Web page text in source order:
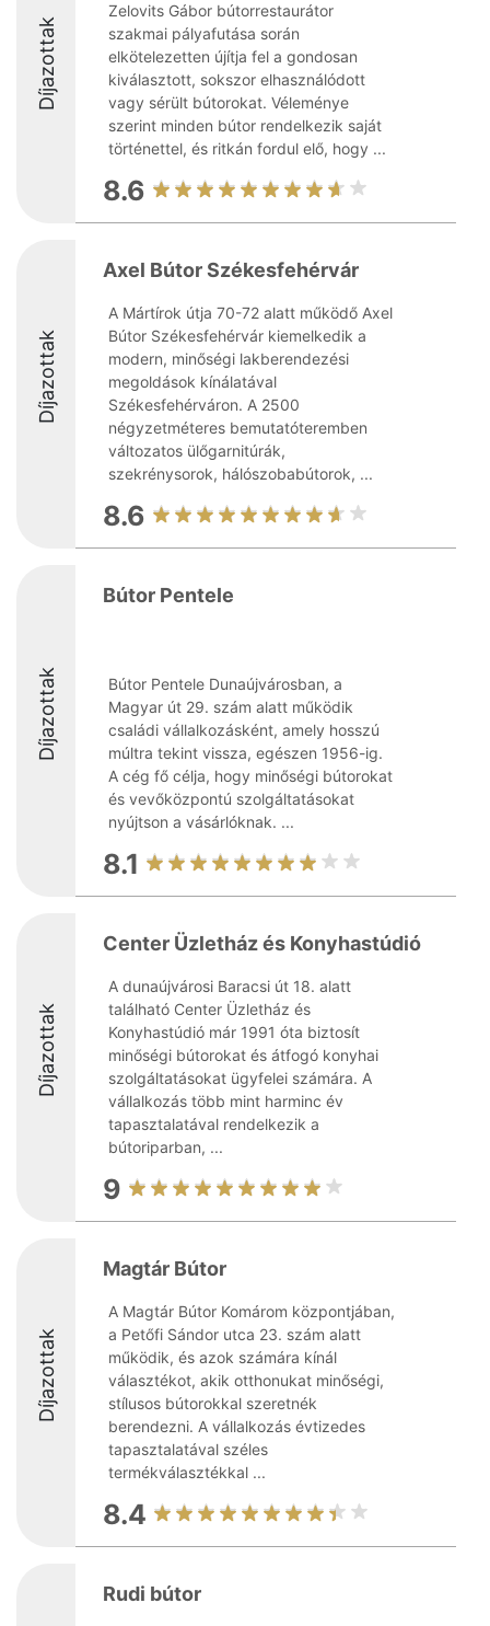
Díjazottak
Zelovits Gábor bútorrestaurátor
szakmai pályafutása során
elkötelezetten újítja fel a gondosan
kiválasztott, sokszor elhasználódott
vagy sérült bútorokat. Véleménye
szerint minden bútor rendelkezik saját
történettel, és ritkán fordul elő, hogy ...
8.6
Díjazottak
Axel Bútor Székesfehérvár
A Mártírok útja 70-72 alatt működő Axel
Bútor Székesfehérvár kiemelkedik a
modern, minőségi lakberendezési
megoldások kínálatával
Székesfehérváron. A 2500
négyzetméteres bemutatóteremben
változatos ülőgarnitúrák,
szekrénysorok, hálószobabútorok, ...
8.6
Díjazottak
Bútor Pentele
Bútor Pentele Dunaújvárosban, a
Magyar út 29. szám alatt működik
családi vállalkozásként, amely hosszú
múltra tekint vissza, egészen 1956-ig.
A cég fő célja, hogy minőségi bútorokat
és vevőközpontú szolgáltatásokat
nyújtson a vásárlóknak. ...
8.1
Díjazottak
Center Üzletház és Konyhastúdió
A dunaújvárosi Baracsi út 18. alatt
található Center Üzletház és
Konyhastúdió már 1991 óta biztosít
minőségi bútorokat és átfogó konyhai
szolgáltatásokat ügyfelei számára. A
vállalkozás több mint harminc év
tapasztalatával rendelkezik a
bútoriparban, ...
9
Díjazottak
Magtár Bútor
A Magtár Bútor Komárom központjában,
a Petőfi Sándor utca 23. szám alatt
működik, és azok számára kínál
választékot, akik otthonukat minőségi,
stílusos bútorokkal szeretnék
berendezni. A vállalkozás évtizedes
tapasztalatával széles
termékválasztékkal ...
8.4
Rudi bútor